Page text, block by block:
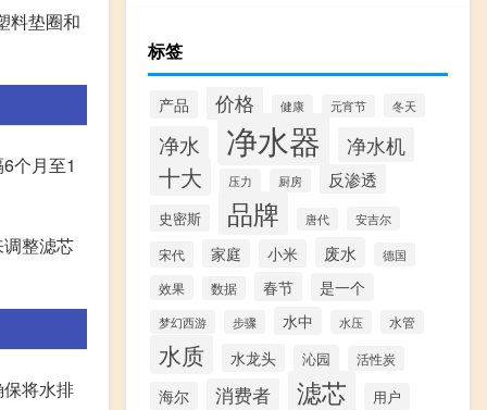
料垫圈和
个月至1
整滤芯
将水排
标签
产品 价格 健康 元宵节 冬天
净水 净水器 净水机
十大 压力 厨房 反渗透
史密斯 品牌 唐代 安吉尔
宋代 家庭 小米 废水 德国
效果 数据 春节 是一个
梦幻西游 步骤 水中 水压 水管
水质 水龙头 沁园 活性炭
海尔 消费者 滤芯 用户